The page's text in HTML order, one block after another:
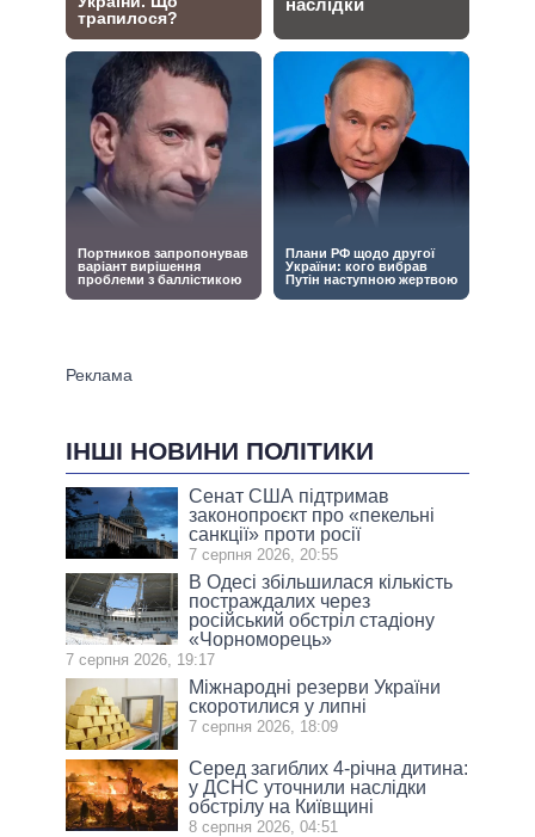
ІНШІ НОВИНИ ПОЛІТИКИ
Сенат США підтримав
законопроєкт про «пекельні
санкції» проти росії
7 серпня 2026, 20:55
В Одесі збільшилася кількість
постраждалих через
російський обстріл стадіону
«Чорноморець»
7 серпня 2026, 19:17
Міжнародні резерви України
скоротилися у липні
7 серпня 2026, 18:09
Серед загиблих 4-річна дитина:
у ДСНС уточнили наслідки
обстрілу на Київщині
8 серпня 2026, 04:51